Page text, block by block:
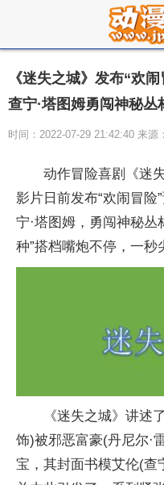
《迷失之城》发布“欢
查宁·塔图姆勇闯神秘丛
时间：2022-07-29 21:42:40 来源
动作冒险喜剧《迷
影片日前发布“欢闹冒险
宁·塔图姆，勇闯神秘丛
种”搭档嘴炮不停，一秒
《迷失之城》讲述
饰)被邪恶富豪(丹尼尔·
宝，其封面书模艾伦(查